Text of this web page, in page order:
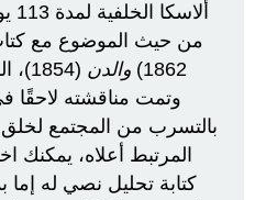
1862) والدن
وتمت مناقشته لاحقًا
بالتسرب من المجتمع
كتابة تحليل نصي له